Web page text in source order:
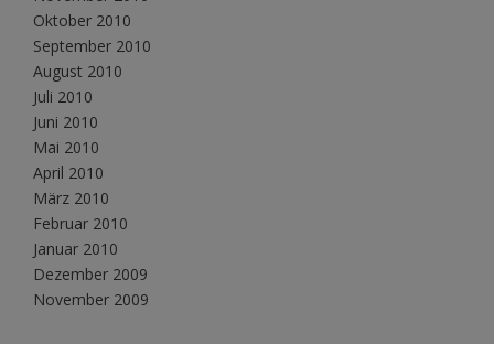
Oktober 2010
September 2010
August 2010
Juli 2010
Juni 2010
Mai 2010
April 2010
März 2010
Februar 2010
Januar 2010
Dezember 2009
November 2009